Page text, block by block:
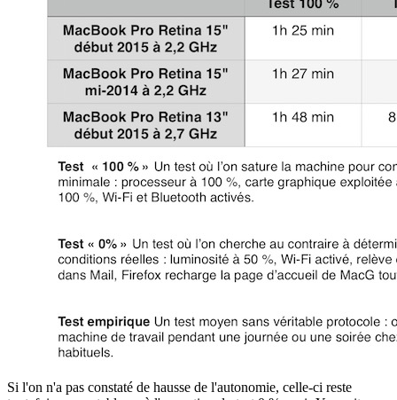
Si l'on n'a pas constaté de hausse de l'autonomie, celle-ci reste